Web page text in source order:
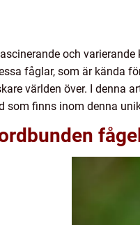
och
fåglar, som är kända
världen över. I denna
som finns inom denna